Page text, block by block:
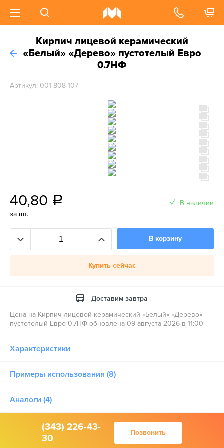
Кирпич лицевой керамический
«Белый» «Дерево» пустотелый Евро
0.7НФ
Артикул: 001-808-107
40,80 a
за шт.
В наличии
В корзину
Купить сейчас
Доставим завтра
Цена на Кирпич лицевой керамический «Белый» «Дерево»
пустотелый Евро 0.7НФ обновлена 09 августа 2026 в 11:00
Характеристики
Примеры использования (8)
Аналоги (4)
(343) 226-43-
30
Позвонить